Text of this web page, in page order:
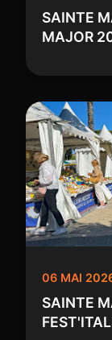
SAINTE
MAJOR
06 MAI
SAINTE